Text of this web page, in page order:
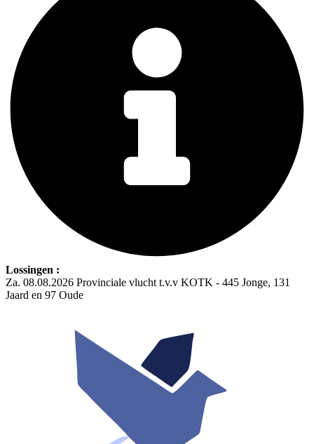
Lossingen :
Za. 08.08.2026 Provinciale vlucht t.v.v KOTK - 445 Jonge, 131
Jaard en 97 Oude